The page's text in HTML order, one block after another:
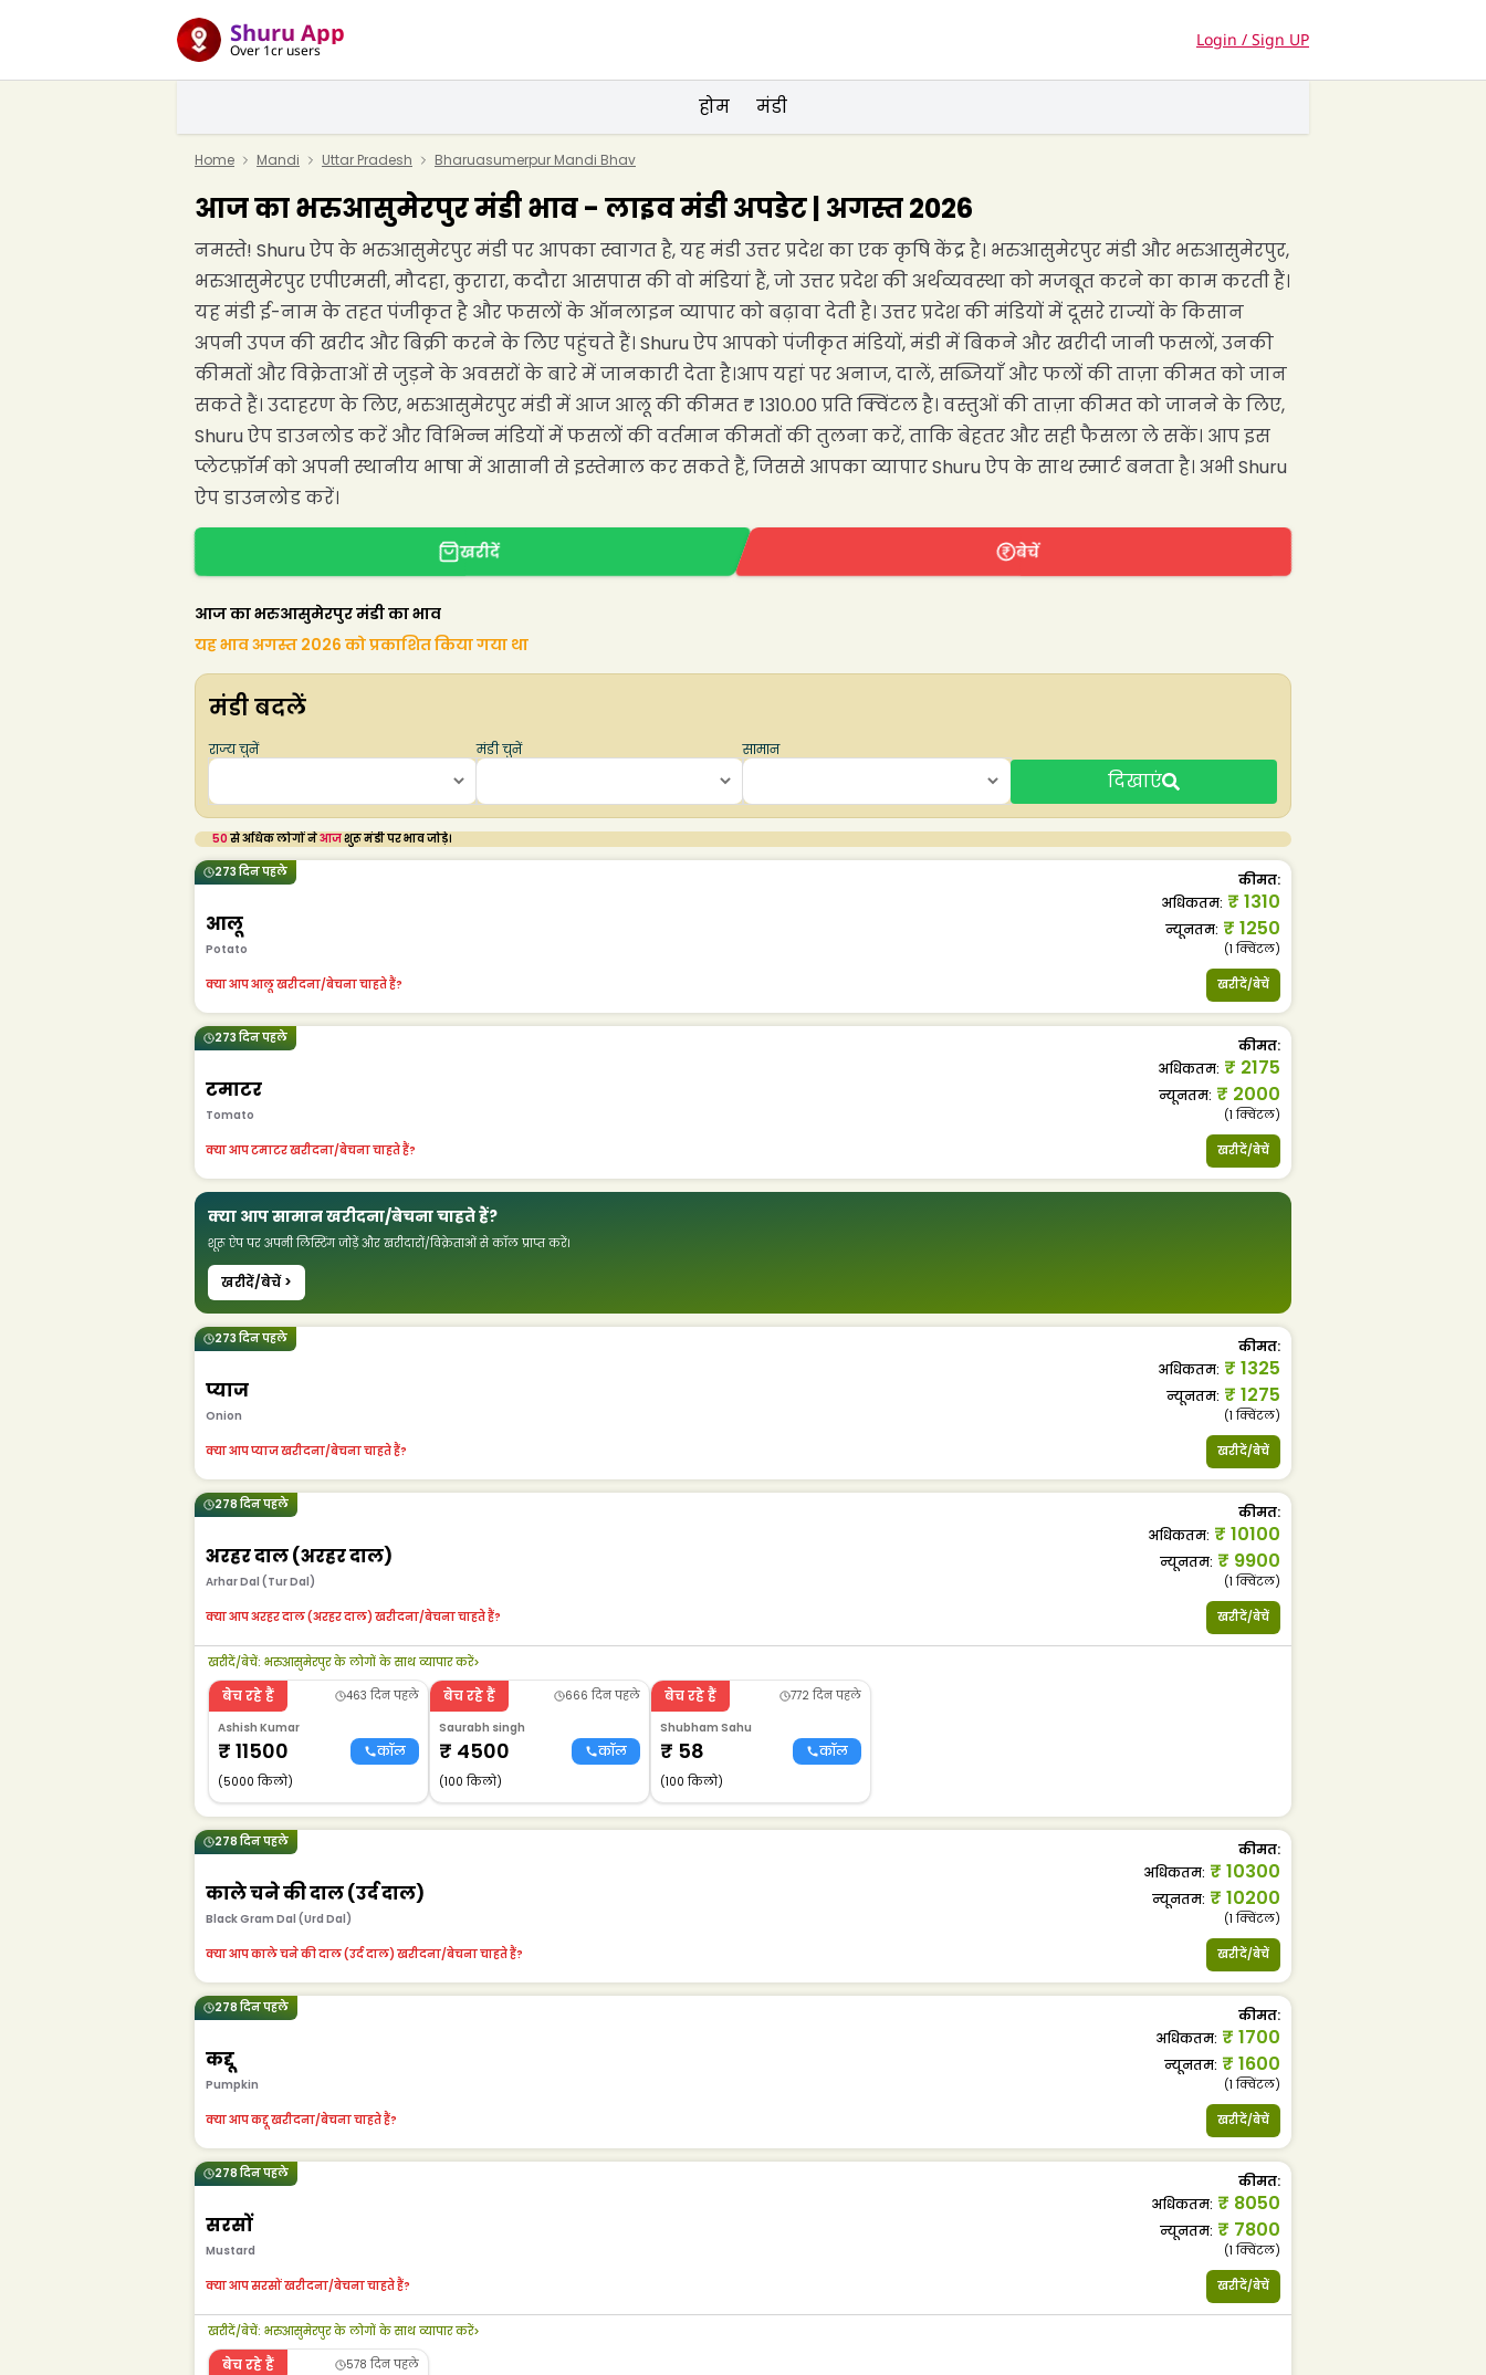
Shuru App
Over 1cr users
Login / Sign UP
होम मंडी
Home Mandi Uttar Pradesh Bharuasumerpur Mandi Bhav
आज का भरुआसुमेरपुर मंडी भाव - लाइव मंडी अपडेट | अगस्त 2026
नमस्ते! Shuru ऐप के भरुआसुमेरपुर मंडी पर आपका स्वागत है, यह मंडी उत्तर प्रदेश का एक कृषि केंद्र है। भरुआसुमेरपुर मंडी और भरुआसुमेरपुर,
भरुआसुमेरपुर एपीएमसी, मौदहा, कुरारा, कदौरा आसपास की वो मंडियां हैं, जो उत्तर प्रदेश की अर्थव्यवस्था को मजबूत करने का काम करती हैं।
यह मंडी ई-नाम के तहत पंजीकृत है और फसलों के ऑनलाइन व्यापार को बढ़ावा देती है। उत्तर प्रदेश की मंडियों में दूसरे राज्यों के किसान
अपनी उपज की खरीद और बिक्री करने के लिए पहुंचते हैं। Shuru ऐप आपको पंजीकृत मंडियों, मंडी में बिकने और खरीदी जानी फसलों, उनकी
कीमतों और विक्रेताओं से जुड़ने के अवसरों के बारे में जानकारी देता है।आप यहां पर अनाज, दालें, सब्जियाँ और फलों की ताज़ा कीमत को जान
सकते हैं। उदाहरण के लिए, भरुआसुमेरपुर मंडी में आज आलू की कीमत ₹ 1310.00 प्रति क्विंटल है। वस्तुओं की ताज़ा कीमत को जानने के लिए,
Shuru ऐप डाउनलोड करें और विभिन्न मंडियों में फसलों की वर्तमान कीमतों की तुलना करें, ताकि बेहतर और सही फैसला ले सकें। आप इस
प्लेटफ़ॉर्म को अपनी स्थानीय भाषा में आसानी से इस्तेमाल कर सकते हैं, जिससे आपका व्यापार Shuru ऐप के साथ स्मार्ट बनता है। अभी Shuru
ऐप डाउनलोड करें।
खरीदें बेचें
आज का भरुआसुमेरपुर मंडी का भाव
यह भाव अगस्त 2026 को प्रकाशित किया गया था
मंडी बदलें
राज्य चुनें मंडी चुनें सामान
दिखाएं
50 से अधिक लोगों नेआजशुरू मंडी पर भाव जोड़े।
273 दिन पहले
आलू
Potato
कीमत:
अधिकतम: ₹ 1310
न्यूनतम: ₹ 1250
(1क्विंटल)
क्या आप आलू खरीदना/बेचना चाहते हैं? खरीदें/बेचें
273 दिन पहले
टमाटर
Tomato
कीमत:
अधिकतम: ₹ 2175
न्यूनतम: ₹ 2000
(1क्विंटल)
क्या आप टमाटर खरीदना/बेचना चाहते हैं? खरीदें/बेचें
क्या आप सामान खरीदना/बेचना चाहते हैं?
शूरू ऐप पर अपनी लिस्टिंग जोड़ें और खरीदारों/विक्रेताओं से कॉल प्राप्त करें।
खरीदें/बेचें >
273 दिन पहले
प्याज
Onion
कीमत:
अधिकतम: ₹ 1325
न्यूनतम: ₹ 1275
(1क्विंटल)
क्या आप प्याज खरीदना/बेचना चाहते हैं? खरीदें/बेचें
278 दिन पहले
अरहर दाल (अरहर दाल)
Arhar Dal (Tur Dal)
कीमत:
अधिकतम: ₹ 10100
न्यूनतम: ₹ 9900
(1क्विंटल)
क्या आप अरहर दाल (अरहर दाल) खरीदना/बेचना चाहते हैं? खरीदें/बेचें
खरीदें/बेचें: भरुआसुमेरपुर के लोगों के साथ व्यापार करें>
बेच रहे हैं
463 दिन पहले
Ashish Kumar
₹ 11500 कॉल
(5000 किलो)
बेच रहे हैं
666 दिन पहले
Saurabh singh
₹ 4500 कॉल
(100 किलो)
बेच रहे हैं
772 दिन पहले
Shubham Sahu
₹ 58 कॉल
(100 किलो)
278 दिन पहले
काले चने की दाल (उर्द दाल)
Black Gram Dal (Urd Dal)
कीमत:
अधिकतम: ₹ 10300
न्यूनतम: ₹ 10200
(1क्विंटल)
क्या आप काले चने की दाल (उर्द दाल) खरीदना/बेचना चाहते हैं? खरीदें/बेचें
278 दिन पहले
कद्दू
Pumpkin
कीमत:
अधिकतम: ₹ 1700
न्यूनतम: ₹ 1600
(1क्विंटल)
क्या आप कद्दू खरीदना/बेचना चाहते हैं? खरीदें/बेचें
278 दिन पहले
सरसों
Mustard
कीमत:
अधिकतम: ₹ 8050
न्यूनतम: ₹ 7800
(1क्विंटल)
क्या आप सरसों खरीदना/बेचना चाहते हैं? खरीदें/बेचें
खरीदें/बेचें: भरुआसुमेरपुर के लोगों के साथ व्यापार करें>
बेच रहे हैं
578 दिन पहले